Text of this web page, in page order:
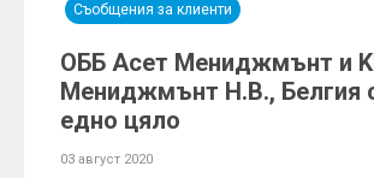
Съобщения за клиенти
ОББ Асет Мениджмънт и
Мениджмънт Н.В., Белгия
едно цяло
03 август 2020